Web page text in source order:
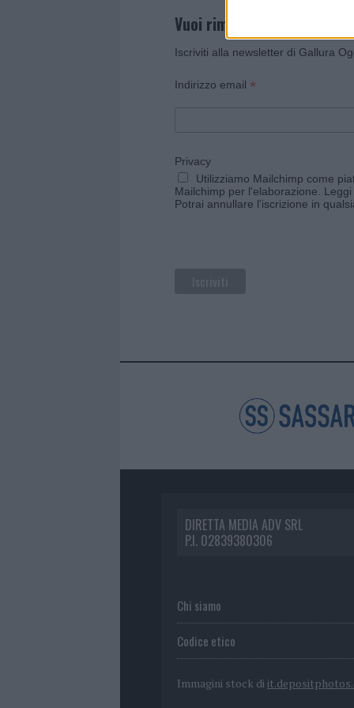
Vuoi rimanere sempre
Iscriviti alla newsletter di Gallura
Indirizzo email *
Privacy
Utilizziamo Mailchimp come
Mailchimp per l'elaborazione.
Potrai annullare l'iscrizione in
DIRETTA MEDIA ADV SRL
P.I. 02839380306
Chi siamo
Codice etico
Immagini stock di